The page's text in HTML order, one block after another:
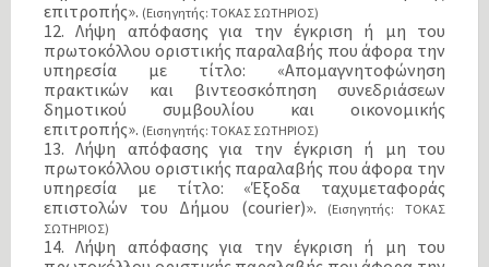
επιτροπής». (Εισηγητής: ΤΟΚΑΣ ΣΩΤΗΡΙΟΣ)
12. Λήψη απόφασης για την έγκριση ή μη του
πρωτοκόλλου οριστικής παραλαβής που άφορα την
υπηρεσία με τίτλο: «Απομαγνητοφώνηση
πρακτικών και βιντεοσκόπηση συνεδριάσεων
δημοτικού συμβουλίου και οικονομικής
επιτροπής». (Εισηγητής: ΤΟΚΑΣ ΣΩΤΗΡΙΟΣ)
13. Λήψη απόφασης για την έγκριση ή μη του
πρωτοκόλλου οριστικής παραλαβής που άφορα την
υπηρεσία με τίτλο: «Έξοδα ταχυμεταφοράς
επιστολών του Δήμου (courier)».
(Εισηγητής: ΤΟΚΑΣ
ΣΩΤΗΡΙΟΣ)
14. Λήψη απόφασης για την έγκριση ή μη του